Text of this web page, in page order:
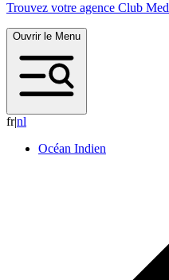
Trouvez votre agence Club Med
Ouvrir le Menu
fr|nl
Océan Indien